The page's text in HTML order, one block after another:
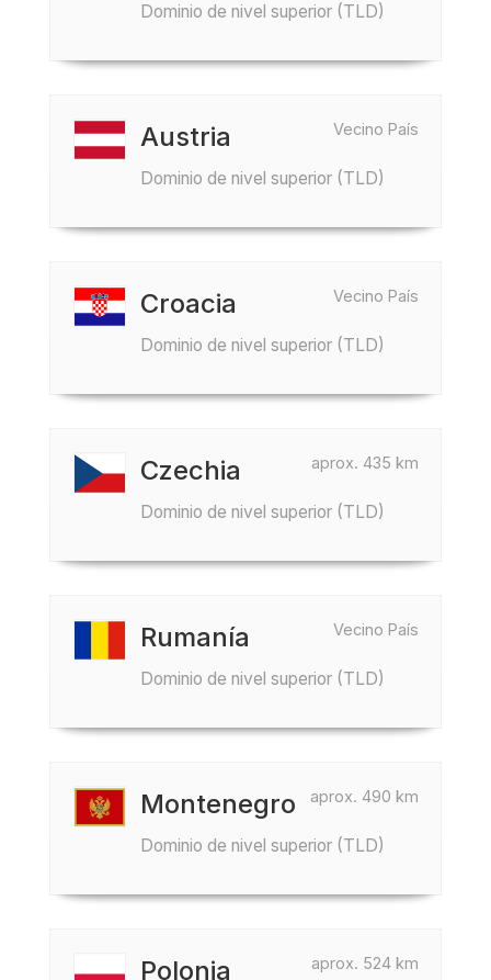
Dominio de nivel superior (TLD)
Vecino País
Austria
Dominio de nivel superior (TLD)
Vecino País
Croacia
Dominio de nivel superior (TLD)
aprox. 435 km
Czechia
Dominio de nivel superior (TLD)
Vecino País
Rumanía
Dominio de nivel superior (TLD)
aprox. 490 km
Montenegro
Dominio de nivel superior (TLD)
aprox. 524 km
Polonia